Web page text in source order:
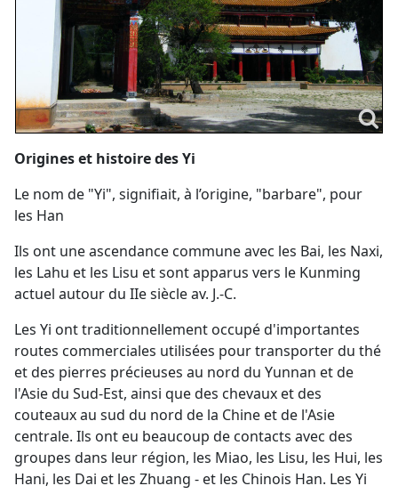
Origines et histoire des Yi
Le nom de "Yi", signifiait, à l’origine, "barbare", pour
les Han
Ils ont une ascendance commune avec les Bai, les Naxi,
les Lahu et les Lisu et sont apparus vers le Kunming
actuel autour du IIe siècle av. J.-C.
Les Yi ont traditionnellement occupé d'importantes
routes commerciales utilisées pour transporter du thé
et des pierres précieuses au nord du Yunnan et de
l'Asie du Sud-Est, ainsi que des chevaux et des
couteaux au sud du nord de la Chine et de l'Asie
centrale. Ils ont eu beaucoup de contacts avec des
groupes dans leur région, les Miao, les Lisu, les Hui, les
Hani, les Dai et les Zhuang - et les Chinois Han. Les Yi